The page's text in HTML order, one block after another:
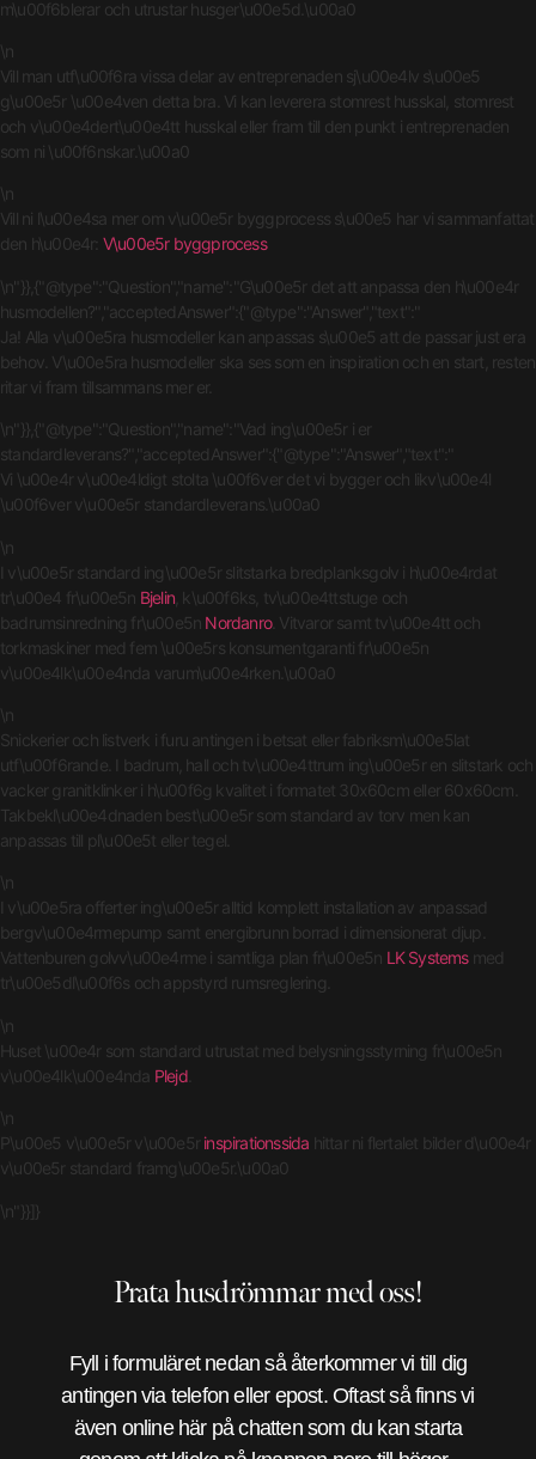
m\u00f6blerar och utrustar husger\u00e5d.\u00a0
\n
Vill man utf\u00f6ra vissa delar av entreprenaden sj\u00e4lv s\u00e5
g\u00e5r \u00e4ven detta bra. Vi kan leverera stomrest husskal, stomrest
och v\u00e4dert\u00e4tt husskal eller fram till den punkt i entreprenaden
som ni \u00f6nskar.\u00a0
\n
Vill ni l\u00e4sa mer om v\u00e5r byggprocess s\u00e5 har vi sammanfattat
den h\u00e4r: V\u00e5r byggprocess
\n"}},{"@type":"Question","name":"G\u00e5r det att anpassa den h\u00e4r
husmodellen?","acceptedAnswer":{"@type":"Answer","text":"
Ja! Alla v\u00e5ra husmodeller kan anpassas s\u00e5 att de passar just era
behov. V\u00e5ra husmodeller ska ses som en inspiration och en start, resten
ritar vi fram tillsammans mer er.
\n"}},{"@type":"Question","name":"Vad ing\u00e5r i er
standardleverans?","acceptedAnswer":{"@type":"Answer","text":"
Vi \u00e4r v\u00e4ldigt stolta \u00f6ver det vi bygger och likv\u00e4l
\u00f6ver v\u00e5r standardleverans.\u00a0
\n
I v\u00e5r standard ing\u00e5r slitstarka bredplanksgolv i h\u00e4rdat
tr\u00e4 fr\u00e5n Bjelin , k\u00f6ks, tv\u00e4ttstuge och
badrumsinredning fr\u00e5n Nordanro. Vitvaror samt tv\u00e4tt och
torkmaskiner med fem \u00e5rs konsumentgaranti fr\u00e5n
v\u00e4lk\u00e4nda varum\u00e4rken.\u00a0
\n
Snickerier och listverk i furu antingen i betsat eller fabriksm\u00e5lat
utf\u00f6rande. I badrum, hall och tv\u00e4ttrum ing\u00e5r en slitstark och
vacker granitklinker i h\u00f6g kvalitet i formatet 30x60cm eller 60x60cm.
Takbekl\u00e4dnaden best\u00e5r som standard av torv men kan
anpassas till pl\u00e5t eller tegel.
\n
I v\u00e5ra offerter ing\u00e5r alltid komplett installation av anpassad
bergv\u00e4rmepump samt energibrunn borrad i dimensionerat djup.
Vattenburen golvv\u00e4rme i samtliga plan fr\u00e5n LK Systemsmed
tr\u00e5dl\u00f6s och appstyrd rumsreglering.
\n
Huset \u00e4r som standard utrustat med belysningsstyrning fr\u00e5n
v\u00e4lk\u00e4nda Plejd.
\n
P\u00e5 v\u00e5r v\u00e5r inspirationssida hittar ni flertalet bilder d\u00e4r
v\u00e5r standard framg\u00e5r.\u00a0
\n"}}]}
Prata husdrömmar med oss!
Fyll i formuläret nedan så återkommer vi till dig
antingen via telefon eller epost. Oftast så finns vi
även online här på chatten som du kan starta